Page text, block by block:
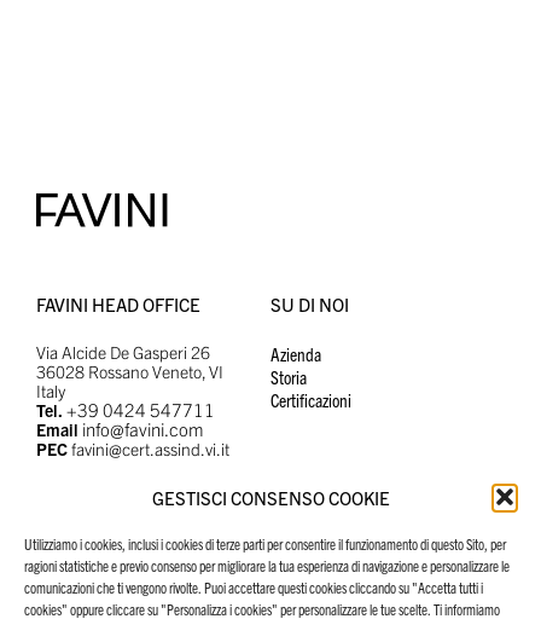
GESTISCI CONSENSO COOKIE
Utilizziamo i cookies, inclusi i cookies di terze parti per consentire il funzionamento di questo Sito, per
ragioni statistiche e previo consenso per migliorare la tua esperienza di navigazione e personalizzare le
comunicazioni che ti vengono rivolte. Puoi accettare questi cookies cliccando su "Accetta tutti i
cookies" oppure cliccare su "Personalizza i cookies" per personalizzare le tue scelte. Ti informiamo
FAVINI HEAD OFFICE
Via Alcide De Gasperi 26
36028 Rossano Veneto, VI
Italy
Tel. +39 0424 547711
Email info@favini.com
PECfavini@cert.assind.vi.it
SU DI NOI
Azienda
Storia
Certificazioni
SOSTENIBILITÀ SETTORI